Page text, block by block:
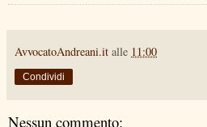
AvvocatoAndreani.it alle 11:00
Condividi
Nessun commento: